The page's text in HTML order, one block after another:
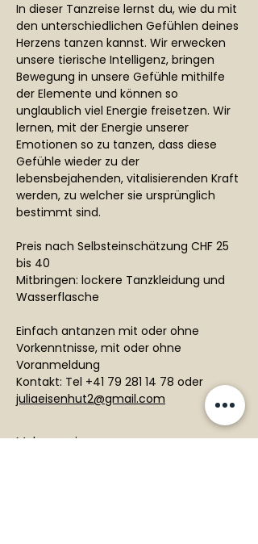
In dieser Tanzreise lernst du, wie du mit
den unterschiedlichen Gefühlen deines
Herzens tanzen kannst. Wir erwecken
unsere tierische Intelligenz, bringen
Bewegung in unsere Gefühle mithilfe
der Elemente und können so
unglaublich viel Energie freisetzen. Wir
lernen, mit der Energie unserer
Emotionen so zu tanzen, dass diese
Gefühle wieder zu der
lebensbejahenden, vitalisierenden Kraft
werden, zu welcher sie ursprünglich
bestimmt sind.
Preis nach Selbsteinschätzung CHF 25
bis 40
Mitbringen: lockere Tanzkleidung und
Wasserflasche
Einfach antanzen mit oder ohne
Vorkenntnisse, mit oder ohne
Voranmeldung
Kontakt: Tel +41 79 281 14 78 oder
juliaeisenhut2@gmail.com
Mehr anzeigen